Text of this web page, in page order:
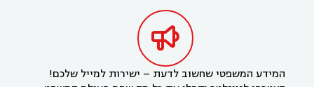

המידע המשפטי שחשוב לדעת – ישירות למייל שלכם!